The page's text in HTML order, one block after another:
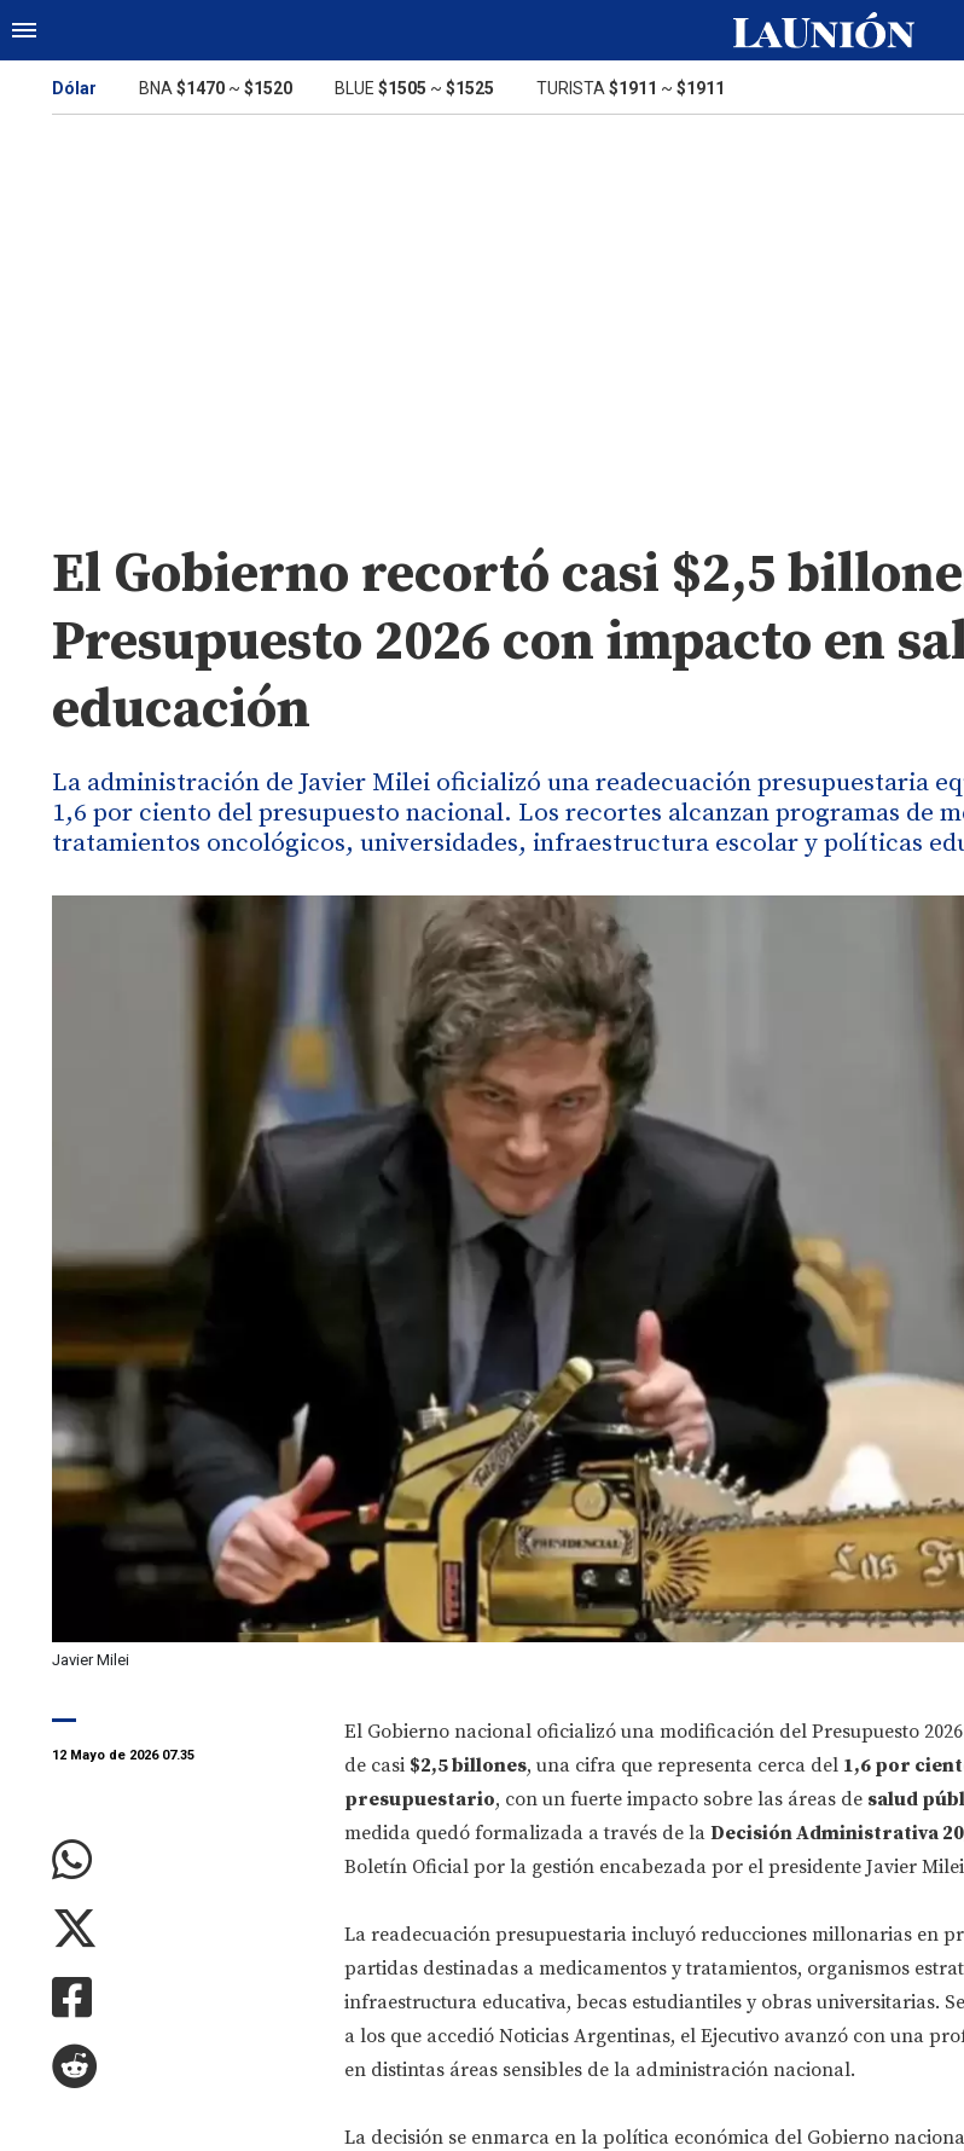
Dólar BNA $1470 ~ $1520 BLUE $1505 ~ $1525 TURISTA $1911 ~ $1911
El Gobierno recortó casi $2,5
Presupuesto 2026 con impacto en
educación
La administración de Javier Milei oficializó una readecuación presupuestaria
1,6 por ciento del presupuesto nacional. Los recortes alcanzan programas de
tratamientos oncológicos, universidades, infraestructura escolar y políticas
Javier Milei
12 Mayo de 2026 07.35
El Gobierno nacional oficializó una modificación del Presupuesto
de casi $2,5 billones, una cifra que representa cerca del 1,6 por
presupuestario, con un fuerte impacto sobre las áreas de salud
medida quedó formalizada a través de la Decisión Administrativa
Boletín Oficial por la gestión encabezada por el presidente Javier
La readecuación presupuestaria incluyó reducciones millonarias en
partidas destinadas a medicamentos y tratamientos, organismos
infraestructura educativa, becas estudiantiles y obras universitarias.
a los que accedió Noticias Argentinas, el Ejecutivo avanzó con una
en distintas áreas sensibles de la administración nacional.
La decisión se enmarca en la política económica del Gobierno